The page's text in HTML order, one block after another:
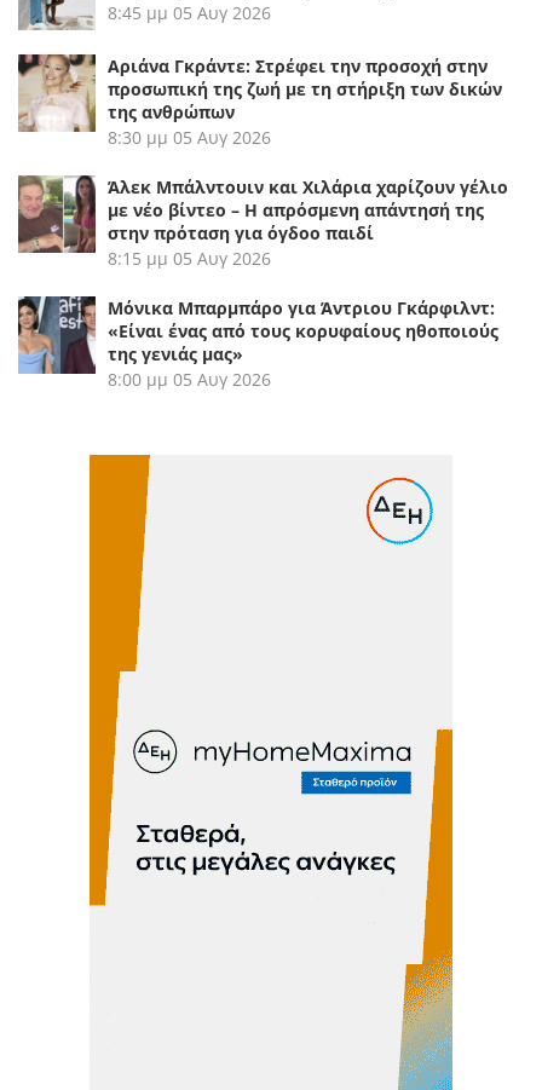
8:45 μμ 05 Αυγ 2026
Αριάνα Γκράντε: Στρέφει την προσοχή στην
προσωπική της ζωή με τη στήριξη των δικών
της ανθρώπων
8:30 μμ 05 Αυγ 2026
Άλεκ Μπάλντουιν και Χιλάρια χαρίζουν γέλιο
με νέο βίντεο – Η απρόσμενη απάντησή της
στην πρόταση για όγδοο παιδί
8:15 μμ 05 Αυγ 2026
Μόνικα Μπαρμπάρο για Άντριου Γκάρφιλντ:
«Είναι ένας από τους κορυφαίους ηθοποιούς
της γενιάς μας»
8:00 μμ 05 Αυγ 2026